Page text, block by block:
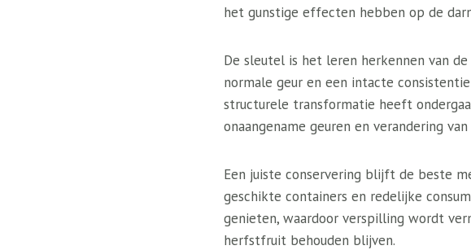
het gunstige effecten hebben op de
De sleutel is het leren herkennen van
normale geur en een intacte
structurele transformatie heeft
onaangename geuren en verandering
Een juiste conservering blijft de beste
geschikte containers en redelijke
genieten, waardoor verspilling wordt
herfstfruit behouden blijven.